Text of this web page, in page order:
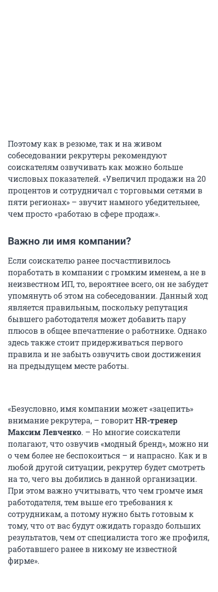
Поэтому как в резюме, так и на живом
собеседовании рекрутеры рекомендуют
соискателям озвучивать как можно больше
числовых показателей. «Увеличил продажи на 20
процентов и сотрудничал с торговыми сетями в
пяти регионах» – звучит намного убедительнее,
чем просто «работаю в сфере продаж».
Важно ли имя компании?
Если соискателю ранее посчастливилось
поработать в компании с громким именем, а не в
неизвестном ИП, то, вероятнее всего, он не забудет
упомянуть об этом на собеседовании. Данный ход
является правильным, поскольку репутация
бывшего работодателя может добавить пару
плюсов в общее впечатление о работнике. Однако
здесь также стоит придерживаться первого
правила и не забыть озвучить свои достижения
на предыдущем месте работы.
«Безусловно, имя компании может «зацепить»
внимание рекрутера, – говоритHR-тренер
Максим Левченко. – Но многие соискатели
полагают, что озвучив «модный бренд», можно ни
о чем более не беспокоиться – и напрасно. Как и в
любой другой ситуации, рекрутер будет смотреть
на то, чего вы добились в данной организации.
При этом важно учитывать, что чем громче имя
работодателя, тем выше его требования к
сотрудникам, а потому нужно быть готовым к
тому, что от вас будут ожидать гораздо больших
результатов, чем от специалиста того же профиля,
работавшего ранее в никому не известной
фирме».